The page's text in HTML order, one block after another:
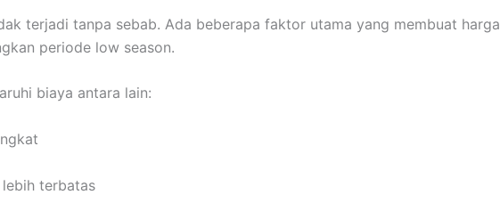
terjadi tanpa sebab. Ada beberapa faktor utama yang membuat harga
periode low season.
biaya antara lain:
terbatas